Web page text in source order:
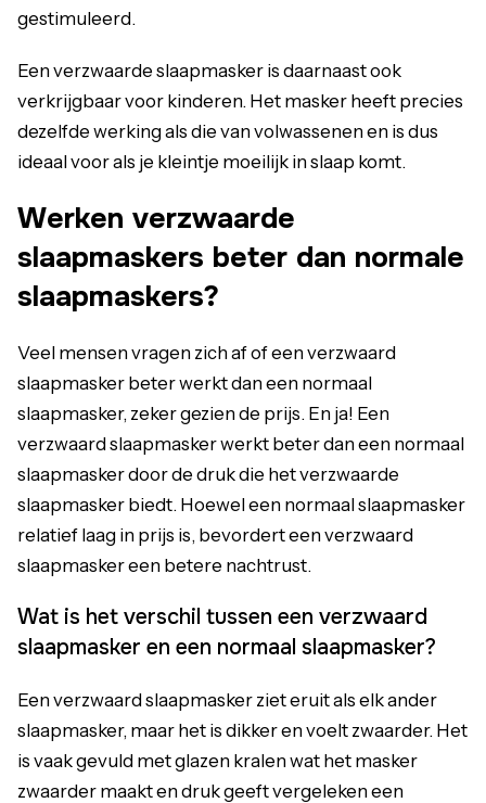
gestimuleerd.
Een verzwaarde slaapmasker is daarnaast ook
verkrijgbaar voor kinderen. Het masker heeft precies
dezelfde werking als die van volwassenen en is dus
ideaal voor als je kleintje moeilijk in slaap komt.
Werken verzwaarde
slaapmaskers beter dan normale
slaapmaskers?
Veel mensen vragen zich af of een verzwaard
slaapmasker beter werkt dan een normaal
slaapmasker, zeker gezien de prijs. En ja! Een
verzwaard slaapmasker werkt beter dan een normaal
slaapmasker door de druk die het verzwaarde
slaapmasker biedt. Hoewel een normaal slaapmasker
relatief laag in prijs is, bevordert een verzwaard
slaapmasker een betere nachtrust.
Wat is het verschil tussen een verzwaard
slaapmasker en een normaal slaapmasker?
Een verzwaard slaapmasker ziet eruit als elk ander
slaapmasker, maar het is dikker en voelt zwaarder. Het
is vaak gevuld met glazen kralen wat het masker
zwaarder maakt en druk geeft vergeleken een